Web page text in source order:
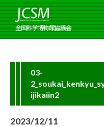
全国科学博物館協議会
03-
ijikaiin2
2023/12/11